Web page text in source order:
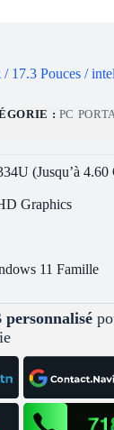
17.3 Pouces /
: PC
(Jusqu’à
Graphics
11 Famille
personnalisé